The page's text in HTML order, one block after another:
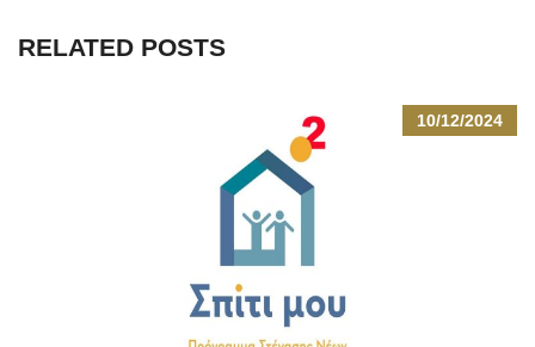
RELATED POSTS
10/12/2024